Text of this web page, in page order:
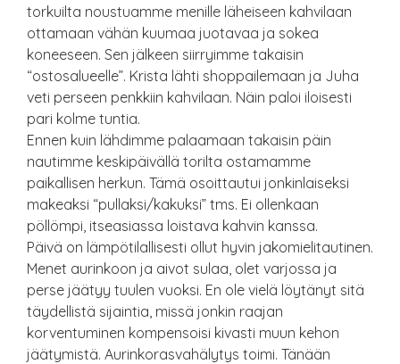
torkuilta noustuamme menille läheiseen kahvilaan
ottamaan vähän kuumaa juotavaa ja sokea
koneeseen. Sen jälkeen siirryimme takaisin
“ostosalueelle”. Krista lähti shoppailemaan ja Juha
veti perseen penkkiin kahvilaan. Näin paloi iloisesti
pari kolme tuntia.
Ennen kuin lähdimme palaamaan takaisin päin
nautimme keskipäivällä torilta ostamamme
paikallisen herkun. Tämä osoittautui jonkinlaiseksi
makeaksi “pullaksi/kakuksi” tms. Ei ollenkaan
pöllömpi, itseasiassa loistava kahvin kanssa.
Päivä on lämpötilallisesti ollut hyvin jakomielitautinen.
Menet aurinkoon ja aivot sulaa, olet varjossa ja
perse jäätyy tuulen vuoksi. En ole vielä löytänyt sitä
täydellistä sijaintia, missä jonkin raajan
korventuminen kompensoisi kivasti muun kehon
jäätymistä. Aurinkorasvahälytys toimi. Tänään